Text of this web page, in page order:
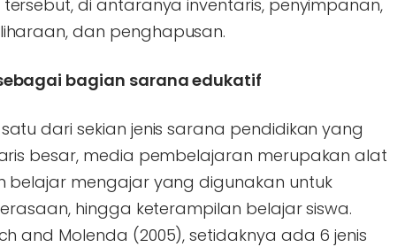
di antaranya inventaris, penyimpanan,
dan penghapusan.
bagian sarana edukatif
dari sekian jenis sarana pendidikan yang
besar, media pembelajaran merupakan alat
mengajar yang digunakan untuk
hingga keterampilan belajar siswa.
and Molenda (2005), setidaknya ada 6 jenis